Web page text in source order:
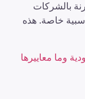
بالشركات
خاصة. هذه
وما معاييرها